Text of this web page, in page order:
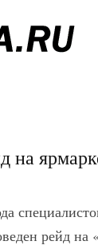
на
рейд